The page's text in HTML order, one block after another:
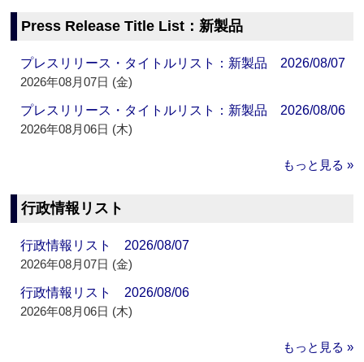
Press Release Title List：新製品
プレスリリース・タイトルリスト：新製品 2026/08/07
2026年08月07日 (金)
プレスリリース・タイトルリスト：新製品 2026/08/06
2026年08月06日 (木)
もっと見る »
行政情報リスト
行政情報リスト 2026/08/07
2026年08月07日 (金)
行政情報リスト 2026/08/06
2026年08月06日 (木)
もっと見る »